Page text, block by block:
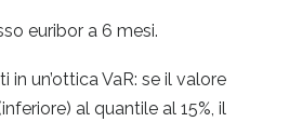
euribor a 6 mesi.
in un’ottica VaR: se il valore
al quantile al 15%, il